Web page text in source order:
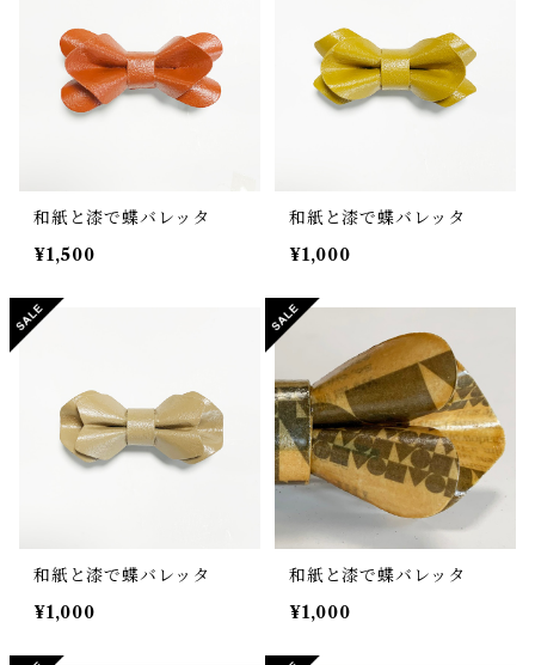
和紙と漆で蝶バレッタ
¥1,500
和紙と漆で蝶バレッタ
¥1,000
和紙と漆で蝶バレッタ
¥1,000
和紙と漆で蝶バレッタ
¥1,000